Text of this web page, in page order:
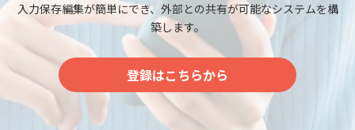
入力保存編集が簡単にでき、外部との共有が可能なシステムを構
築します。
登録はこちらから